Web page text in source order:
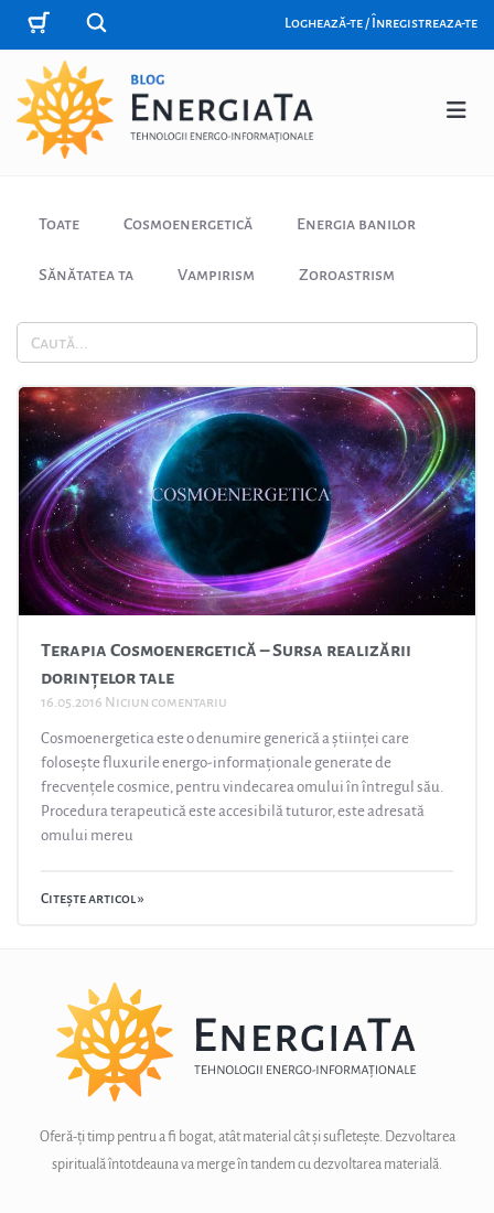
Loghează-te / Înregistreaza-te
Toate Cosmoenergetică Energia banilor
Sănătatea ta Vampirism Zoroastrism
Terapia Cosmoenergetică – Sursa realizării
dorințelor tale
16.05.2016 Niciun comentariu
Cosmoenergetica este o denumire generică a științei care
folosește fluxurile energo-informaționale generate de
frecvențele cosmice, pentru vindecarea omului în întregul său.
Procedura terapeutică este accesibilă tuturor, este adresată
omului mereu
Citește articol »
Oferă-ți timp pentru a fi bogat, atât material cât și sufletește. Dezvoltarea
spirituală întotdeauna va merge în tandem cu dezvoltarea materială.